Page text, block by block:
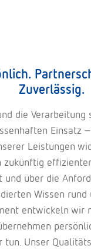
Zuverlässig.
die Verarbeitung
Einsatz
Leistungen
zukünftig
und über die
Wissen rund
entwickeln wir
tun. Unser